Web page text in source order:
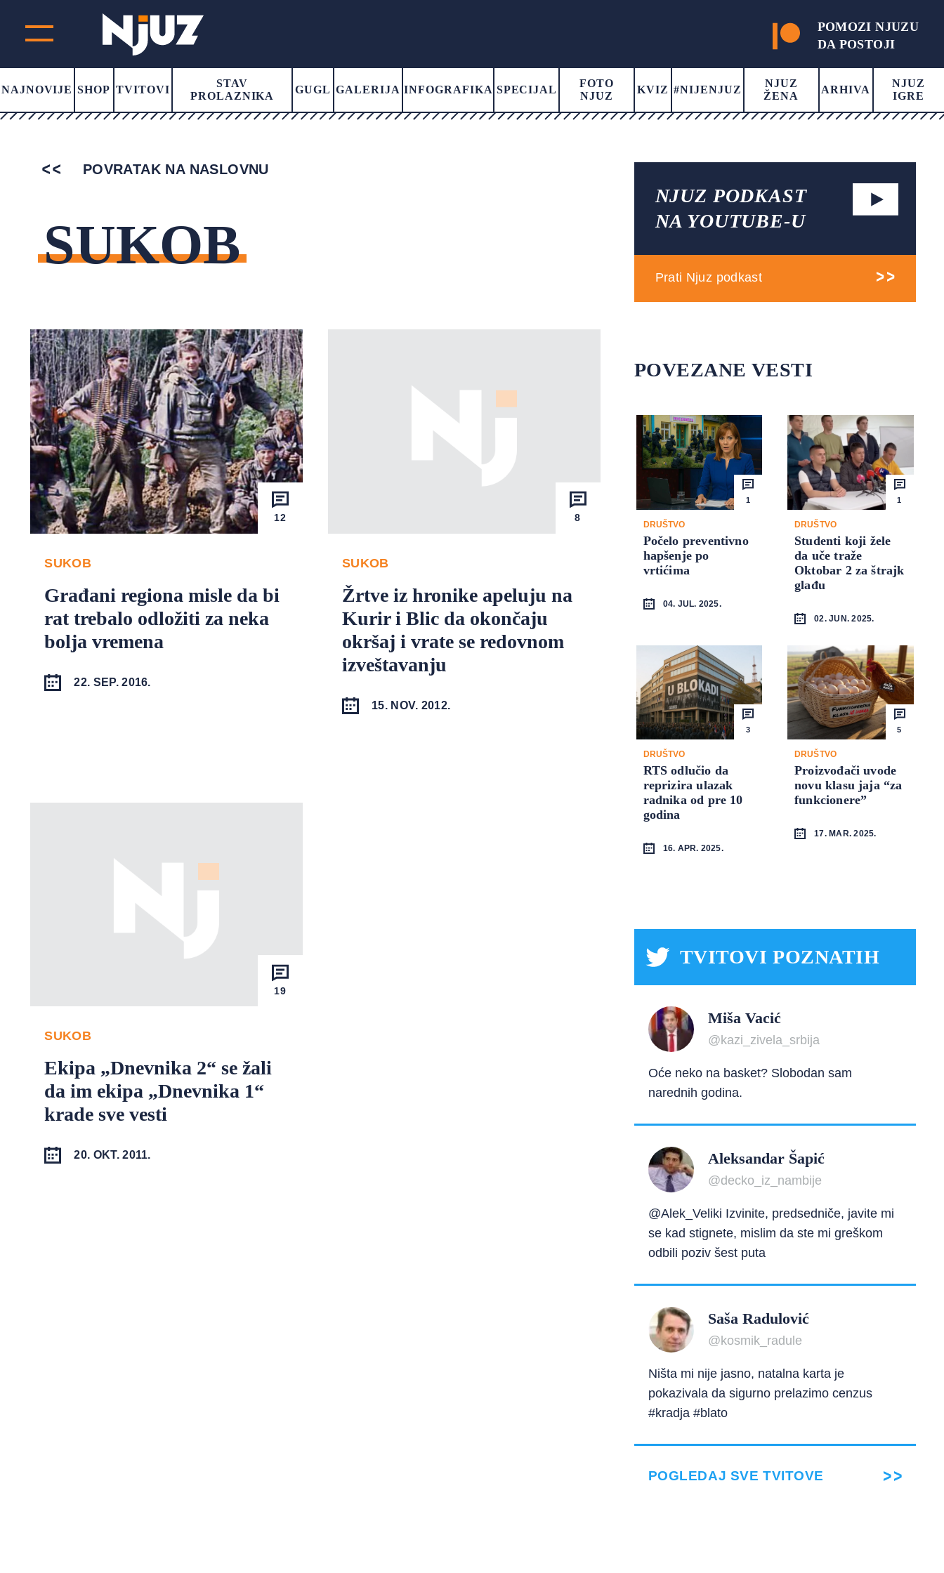
POMOZI NJUZU
DA POSTOJI
NAJNOVIJE SHOP TVITOVI
STAV
PROLAZNIKA
GUGL GALERIJA INFOGRAFIKA SPECIJAL
FOTO
NJUZ
KVIZ #NIJENJUZ
NJUZ
ŽENA
ARHIVA
NJUZ
IGRE
POVRATAK NA NASLOVNU
SUKOB
12
SUKOB
Građani regiona misle da bi
rat trebalo odložiti za neka
bolja vremena
22. SEP. 2016.
8
SUKOB
Žrtve iz hronike apeluju na
Kurir i Blic da okončaju
okršaj i vrate se redovnom
izveštavanju
15. NOV. 2012.
19
SUKOB
Ekipa „Dnevnika 2“ se žali
da im ekipa „Dnevnika 1“
krade sve vesti
20. OKT. 2011.
NJUZ PODKAST
NA YOUTUBE-U
Prati Njuz podkast
POVEZANE VESTI
1
DRUŠTVO
Počelo preventivno
hapšenje po
vrtićima
04. JUL. 2025.
1
DRUŠTVO
Studenti koji žele
da uče traže
Oktobar 2 za štrajk
glađu
02. JUN. 2025.
3
DRUŠTVO
RTS odlučio da
reprizira ulazak
radnika od pre 10
godina
16. APR. 2025.
5
DRUŠTVO
Proizvođači uvode
novu klasu jaja “za
funkcionere”
17. MAR. 2025.
TVITOVI POZNATIH
Miša Vacić
@kazi_zivela_srbija
Oće neko na basket? Slobodan sam
narednih godina.
Aleksandar Šapić
@decko_iz_nambije
@Alek_Veliki Izvinite, predsedniče, javite mi
se kad stignete, mislim da ste mi greškom
odbili poziv šest puta
Saša Radulović
@kosmik_radule
Ništa mi nije jasno, natalna karta je
pokazivala da sigurno prelazimo cenzus
#kradja #blato
POGLEDAJ SVE TVITOVE